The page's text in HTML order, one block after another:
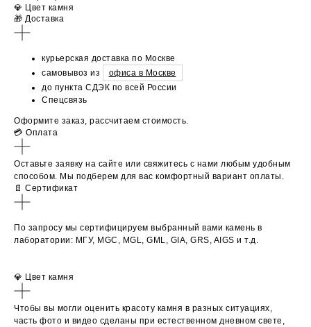
💎 Цвет камня
🎁 Доставка
курьерская доставка по Москве
самовывоз из
офиса в Москве
до пункта СДЭК по всей России
Спецсвязь
Оформите заказ, рассчитаем стоимость.
💳 Оплата
Оставьте заявку на сайте или свяжитесь с нами любым удобным
способом. Мы подберем для вас комфортный вариант оплаты.
📄 Сертификат
По запросу мы сертифицируем выбранный вами камень в
лаборатории: МГУ, MGC, MGL, GML, GIA, GRS, AIGS и т.д.
💎 Цвет камня
Чтобы вы могли оценить красоту камня в разных ситуациях,
часть фото и видео сделаны при естественном дневном свете,